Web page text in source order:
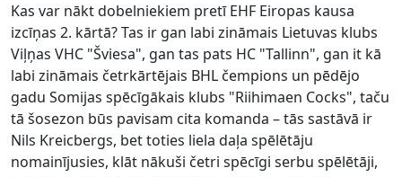
Kas var nākt dobelniekiem pretī EHF Eiropas kausa
izcīņas 2. kārtā? Tas ir gan labi zināmais Lietuvas klubs
Viļņas VHC "Šviesa", gan tas pats HC "Tallinn", gan it kā
labi zināmais četrkārtējais BHL čempions un pēdējo
gadu Somijas spēcīgākais klubs "Riihimaen Cocks", taču
tā šosezon būs pavisam cita komanda – tās sastāvā ir
Nils Kreicbergs, bet toties liela daļa spēlētāju
nomainījusies, klāt nākuši četri spēcīgi serbu spēlētāji,